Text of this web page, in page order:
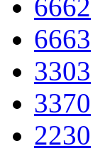
6662
6663
3303
3370
2230